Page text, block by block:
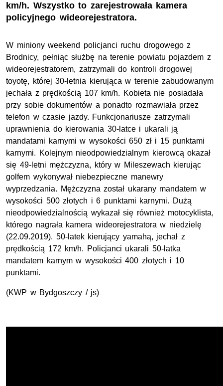
km/h. Wszystko to zarejestrowała kamera
policyjnego wideorejestratora.
W miniony weekend policjanci ruchu drogowego z
Brodnicy, pełniąc służbę na terenie powiatu pojazdem z
wideorejestratorem, zatrzymali do kontroli drogowej
toyotę, której 30-letnia kierująca w terenie zabudowanym
jechała z prędkością 107 km/h. Kobieta nie posiadała
przy sobie dokumentów a ponadto rozmawiała przez
telefon w czasie jazdy. Funkcjonariusze zatrzymali
uprawnienia do kierowania 30-latce i ukarali ją
mandatami karnymi w wysokości 650 zł i 15 punktami
karnymi. Kolejnym nieodpowiedzialnym kierowcą okazał
się 49-letni mężczyzna, który w Mileszewach kierując
golfem wykonywał niebezpieczne manewry
wyprzedzania. Mężczyzna został ukarany mandatem w
wysokości 500 złotych i 6 punktami karnymi. Dużą
nieodpowiedzialnością wykazał się również motocyklista,
którego nagrała kamera wideorejestratora w niedzielę
(22.09.2019). 50-latek kierujący yamahą, jechał z
prędkością 172 km/h. Policjanci ukarali 50-latka
mandatem karnym w wysokości 400 złotych i 10
punktami.
(KWP w Bydgoszczy / js)